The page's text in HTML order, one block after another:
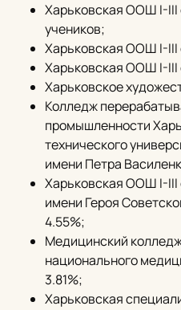
Харьковская ООШ I-III
учеников;
Харьковская ООШ I-III
Харьковская ООШ I-III
Харьковское
Колледж
промышленности
технического
имени Петра
Харьковская ООШ I-III
имени Героя
4.55%;
Медицинский
национального
3.81%;
Харьковская